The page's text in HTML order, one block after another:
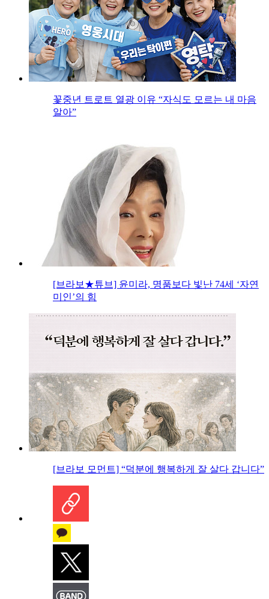
꽃중년 트로트 열광 이유 “자식도 모르는 내 마음
알아”
[브라보★튜브] 윤미라, 명품보다 빛난 74세 ‘자연
미인’의 힘
[브라보 모먼트] “덕분에 행복하게 잘 살다 갑니다”